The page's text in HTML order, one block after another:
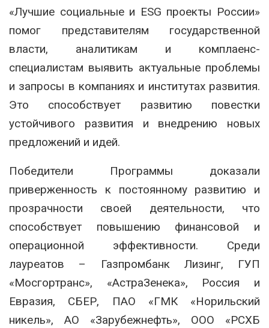
«Лучшие социальные и ESG проекты России»
помог представителям государственной
власти, аналитикам и комплаенс-
специалистам выявить актуальные проблемы
и запросы в компаниях и институтах развития.
Это способствует развитию повестки
устойчивого развития и внедрению новых
предложений и идей.
Победители Программы доказали
приверженность к постоянному развитию и
прозрачности своей деятельности, что
способствует повышению финансовой и
операционной эффективности. Среди
лауреатов – Газпромбанк Лизинг, ГУП
«Мосгортранс», «АстраЗенека», Россия и
Евразия, СБЕР, ПАО «ГМК «Норильский
никель», АО «Зарубежнефть», ООО «РСХБ